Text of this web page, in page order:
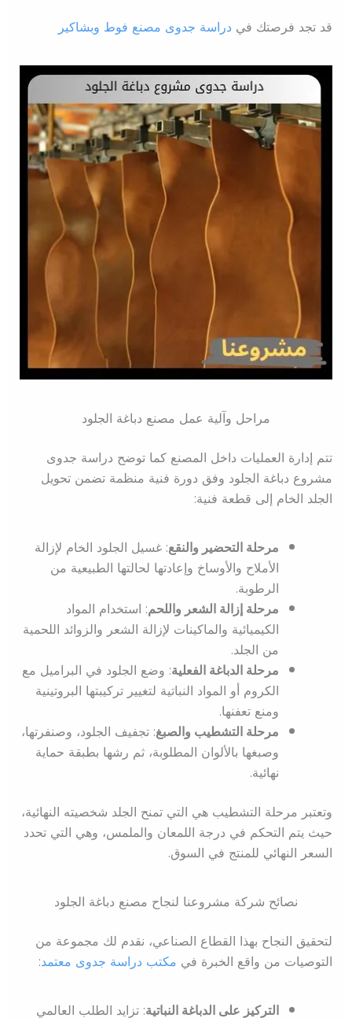
قد تجد فرصتك في دراسة جدوى مصنع فوط وبشاكير
مراحل وآلية عمل مصنع دباغة الجلود
تتم إدارة العمليات داخل المصنع كما توضح دراسة جدوى
مشروع دباغة الجلود وفق دورة فنية منظمة تضمن تحويل
الجلد الخام إلى قطعة فنية:
مرحلة التحضير والنقع: غسيل الجلود الخام لإزالة
الأملاح والأوساخ وإعادتها لحالتها الطبيعية من
الرطوبة.
مرحلة إزالة الشعر واللحم: استخدام المواد
الكيميائية والماكينات لإزالة الشعر والزوائد اللحمية
من الجلد.
مرحلة الدباغة الفعلية: وضع الجلود في البراميل مع
الكروم أو المواد النباتية لتغيير تركيبتها البروتينية
ومنع تعفنها.
مرحلة التشطيب والصبغ: تجفيف الجلود، وصنفرتها،
وصبغها بالألوان المطلوبة، ثم رشها بطبقة حماية
نهائية.
وتعتبر مرحلة التشطيب هي التي تمنح الجلد شخصيته النهائية،
حيث يتم التحكم في درجة اللمعان والملمس، وهي التي تحدد
السعر النهائي للمنتج في السوق.
نصائح شركة مشروعنا لنجاح مصنع دباغة الجلود
لتحقيق النجاح بهذا القطاع الصناعي، نقدم لك مجموعة من
التوصيات من واقع الخبرة في مكتب دراسة جدوى معتمد:
التركيز على الدباغة النباتية: تزايد الطلب العالمي